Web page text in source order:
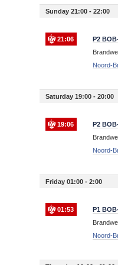
Sunday 21:00 - 22:00
21:06
P2
Noord-
Saturday 19:00 - 20:00
19:06
P2
Noord-
Friday 01:00 - 2:00
01:53
P1
Noord-